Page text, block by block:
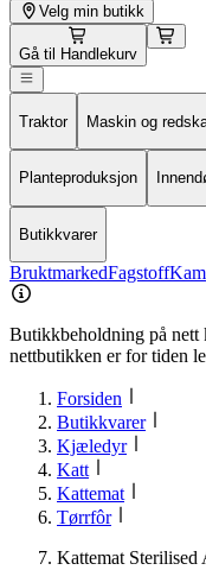
Velg min butikk
Gå til Handlekurv
Traktor Maskin og
Planteproduksjon
Butikkvarer
BruktmarkedFagstoff
Butikkbeholdning på nett
nettbutikken er for tiden
Forsiden
Butikkvarer
Kjæledyr
Katt
Kattemat
Tørrfôr
Kattemat